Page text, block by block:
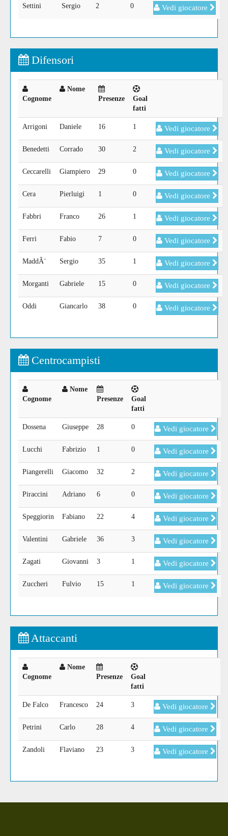
Settini Sergio 2 0 Vedi giocatore
Difensori
Cognome
Nome
Presenze
Goal
fatti
Arrigoni Daniele 16 1 Vedi giocatore
Benedetti Corrado 30 2 Vedi giocatore
Ceccarelli Giampiero 29 0 Vedi giocatore
Cera Pierluigi 1 0 Vedi giocatore
Fabbri Franco 26 1 Vedi giocatore
Ferri Fabio 7 0 Vedi giocatore
MaddÃ¨ Sergio 35 1 Vedi giocatore
Morganti Gabriele 15 0 Vedi giocatore
Oddi Giancarlo 38 0 Vedi giocatore
Centrocampisti
Cognome
Nome
Presenze
Goal
fatti
Dossena Giuseppe 28 0 Vedi giocatore
Lucchi Fabrizio 1 0 Vedi giocatore
Piangerelli Giacomo 32 2 Vedi giocatore
Piraccini Adriano 6 0 Vedi giocatore
Speggiorin Fabiano 22 4 Vedi giocatore
Valentini Gabriele 36 3 Vedi giocatore
Zagati Giovanni 3 1 Vedi giocatore
Zuccheri Fulvio 15 1 Vedi giocatore
Attaccanti
Cognome
Nome
Presenze
Goal
fatti
De Falco Francesco 24 3 Vedi giocatore
Petrini Carlo 28 4 Vedi giocatore
Zandoli Flaviano 23 3 Vedi giocatore